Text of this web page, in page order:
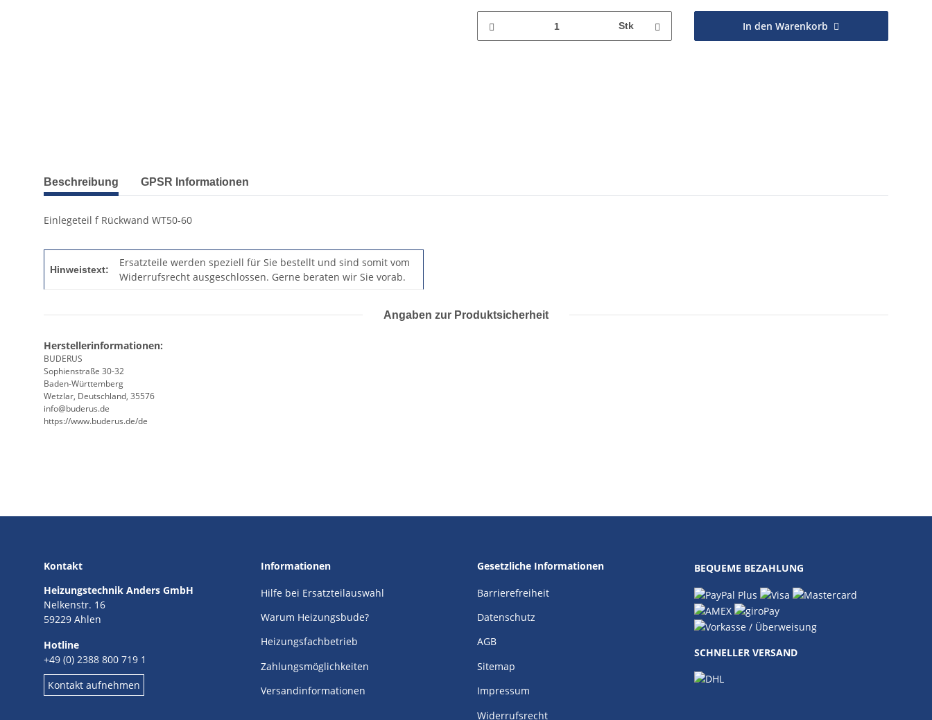
Stk In den Warenkorb
Beschreibung GPSR Informationen
Einlegeteil f Rückwand WT50-60
Hinweistext:
Ersatzteile werden speziell für Sie bestellt und sind somit vom
Widerrufsrecht ausgeschlossen. Gerne beraten wir Sie vorab.
Angaben zur Produktsicherheit
Herstellerinformationen:
BUDERUS
Sophienstraße 30-32
Baden-Württemberg
Wetzlar, Deutschland, 35576
info@buderus.de
https://www.buderus.de/de
Kontakt
Heizungstechnik Anders GmbH
Nelkenstr. 16
59229 Ahlen
Hotline
+49 (0) 2388 800 719 1
Kontakt aufnehmen
Informationen
Hilfe bei Ersatzteilauswahl
Warum Heizungsbude?
Heizungsfachbetrieb
Zahlungsmöglichkeiten
Versandinformationen
Gesetzliche Informationen
Barrierefreiheit
Datenschutz
AGB
Sitemap
Impressum
Widerrufsrecht
BEQUEME BEZAHLUNG
SCHNELLER VERSAND